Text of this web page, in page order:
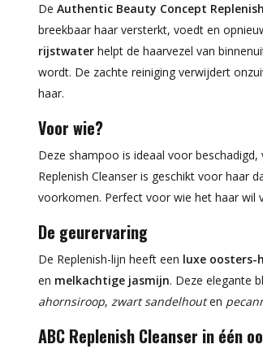
De Authentic Beauty Concept
breekbaar haar versterkt, voedt en
rijstwater helpt de haarvezel van
wordt. De zachte reiniging verwijdert
haar.
Voor wie?
Deze shampoo is ideaal voor
Replenish Cleanser is geschikt voor haar
voorkomen. Perfect voor wie het haar wil
De geurervaring
De Replenish-lijn heeft een luxe
en melkachtige jasmijn. Deze elegante
ahornsiroop, zwart sandelhouten
ABC Replenish Cleanser in één